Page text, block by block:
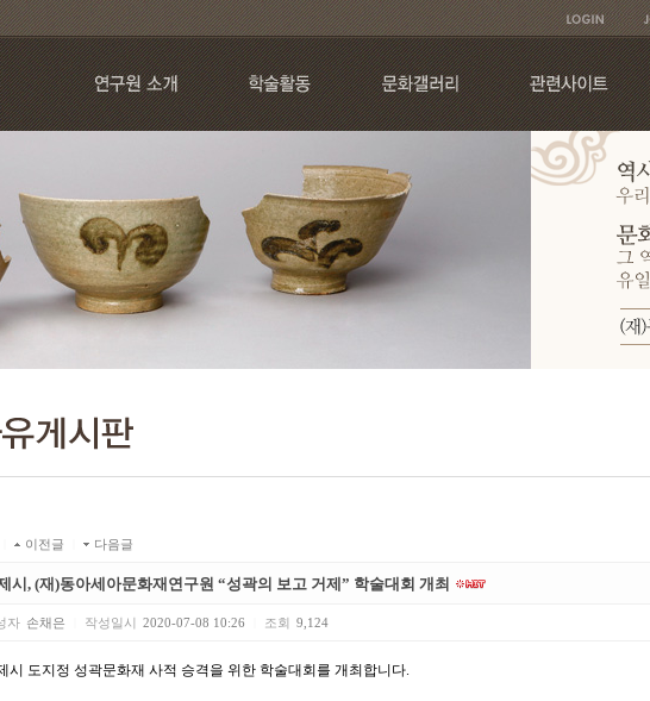
이전글 다음글
시, (재)동아세아문화재연구원 “성곽의 보고 거제” 학술대회 개최
자 손채은 작성일시 2020-07-08 10:26 조회 9,124
시 도지정 성곽문화재 사적 승격을 위한 학술대회를 개최합니다.